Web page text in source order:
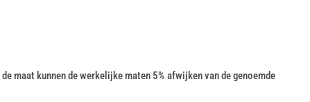
maat kunnen de werkelijke maten 5% afwijken van de genoemde